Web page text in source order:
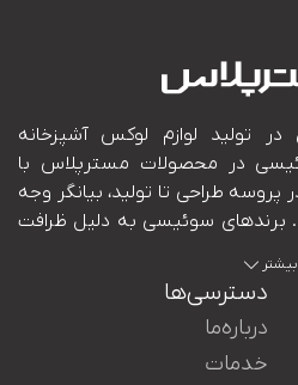
بیشتر
دسترسی‌ها
درباره‌ما
خدمات